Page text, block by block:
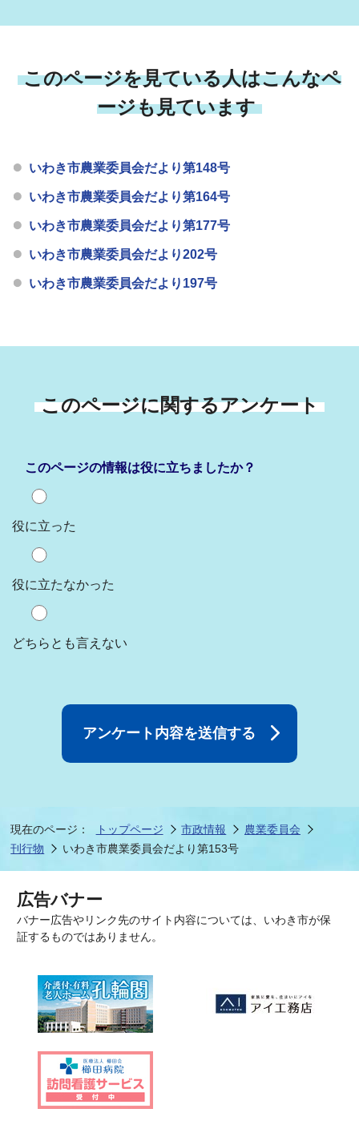
このページを見ている人はこんなペ
ージも見ています
いわき市農業委員会だより第148号
いわき市農業委員会だより第164号
いわき市農業委員会だより第177号
いわき市農業委員会だより202号
いわき市農業委員会だより197号
このページに関するアンケート
このページの情報は役に立ちましたか？
役に立った
役に立たなかった
どちらとも言えない
現在のページ： トップページ 市政情報
農業委員会
刊行物
いわき市農業委員会だより第153号
広告バナー
バナー広告やリンク先のサイト内容については、いわき市が保
証するものではありません。